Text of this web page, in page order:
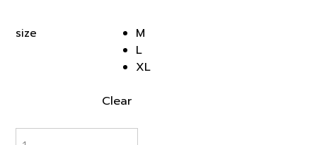
฿9,000.00.
size
M
L
XL
Clear